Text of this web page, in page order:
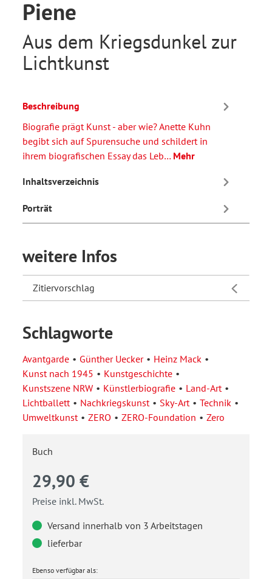
Piene
Aus dem Kriegsdunkel zur
Lichtkunst
Beschreibung
Biografie prägt Kunst - aber wie? Anette Kuhn
begibt sich auf Spurensuche und schildert in
ihrem biografischen Essay das Leb… Mehr
Inhaltsverzeichnis
Porträt
weitere Infos
Zitiervorschlag
Schlagworte
Avantgarde Günther Uecker
Heinz Mack
Kunst nach 1945
Kunstgeschichte
Kunstszene NRW
Künstlerbiografie
Land-Art
Lichtballett
Nachkriegskunst Sky-Art
Technik
Umweltkunst
ZERO ZERO-Foundation Zero
Buch
29,90 €
Preise inkl. MwSt.
Versand innerhalb von 3 Arbeitstagen
lieferbar
Ebenso verfügbar als: